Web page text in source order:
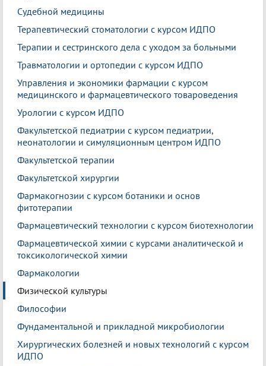
Судебной медицины
Терапевтический стоматологии с курсом ИДПО
Терапии и сестринского дела с уходом за больными
Травматологии и ортопедии с курсом ИДПО
Управления и экономики фармации с курсом
медицинского и фармацевтического товароведения
Урологии с курсом ИДПО
Факультетской педиатрии с курсом педиатрии,
неонатологии и симуляционным центром ИДПО
Факультетской терапии
Факультетской хирургии
Фармакогнозии с курсом ботаники и основ
фитотерапии
Фармацевтический технологии с курсом биотехнологии
Фармацевтической химии с курсами аналитической и
токсикологической химии
Фармакологии
Физической культуры
Философии
Фундаментальной и прикладной микробиологии
Хирургических болезней и новых технологий с курсом
ИДПО